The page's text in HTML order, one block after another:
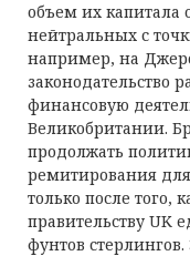
объем их капитала
нейтральных с
например, на
законодательство
финансовую
Великобритании.
продолжать
ремитирования
только после того,
правительству UK
фунтов стерлингов.